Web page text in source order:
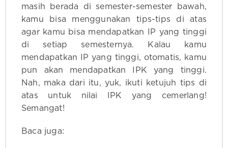
masih berada di semester-semester bawah,
kamu bisa menggunakan tips-tips di atas
agar kamu bisa mendapatkan IP yang tinggi
di setiap semesternya. Kalau kamu
mendapatkan IP yang tinggi, otomatis, kamu
pun akan mendapatkan IPK yang tinggi.
Nah, maka dari itu, yuk, ikuti ketujuh tips di
atas untuk nilai IPK yang cemerlang!
Semangat!
Baca juga: